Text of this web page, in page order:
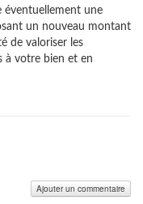
éventuellement une
un nouveau montant
de valoriser les
à votre bien et en
Ajouter un commentaire